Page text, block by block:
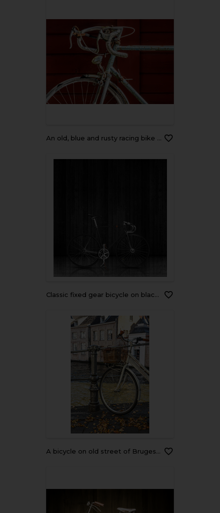
An old, blue and rusty racing bike leaning against a red, wooden wall.
Classic fixed gear bicycle on black wood stage
A bicycle on old street of Bruges, Belgium